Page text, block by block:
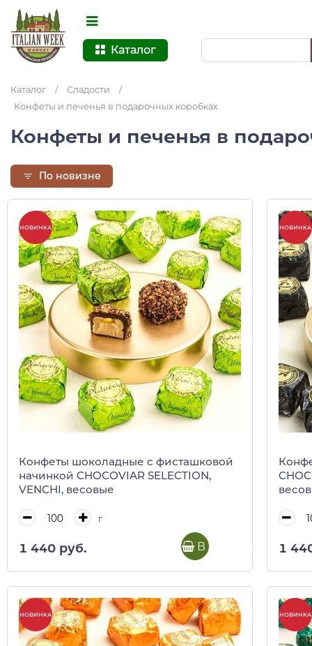
Каталог
Каталог / Сладости
/
Конфеты и печенья в подарочных коробках
Конфеты и печенья в
По новизне
НОВИНКА
Конфеты шоколадные с фисташковой
начинкой CHOCOVIAR SELECTION,
VENCHI, весовые
г
1 440 руб. В корзину
НОВИНКА
1
НОВИНКА НОВИНКА